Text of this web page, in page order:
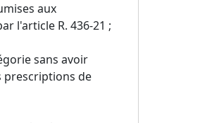
aux
l'article R. 436-21 ;
sans avoir
prescriptions de